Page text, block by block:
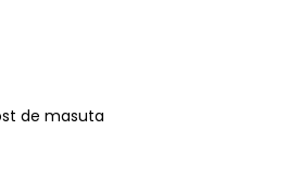
de masuta